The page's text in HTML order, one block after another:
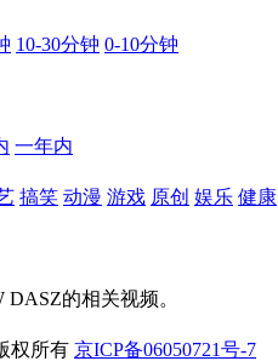
10-30分钟 0-10分钟
一年内
搞笑 动漫 游戏 原创 娱乐 健康
DASZ的相关视频。
权所有 京ICP备06050721号-7